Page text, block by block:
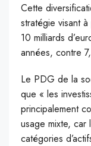
Cette
stratégie visant
10 milliards
années, contre
Le PDG de la
que « les
principalement
usage mixte,
catégories